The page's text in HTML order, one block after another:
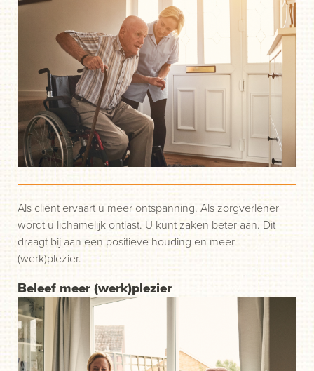
Beleef meer (werk)plezier
Als cliënt ervaart u meer ontspanning. Als zorgverlener
wordt u lichamelijk ontlast. U kunt zaken beter aan. Dit
draagt bij aan een positieve houding en meer
(werk)plezier.